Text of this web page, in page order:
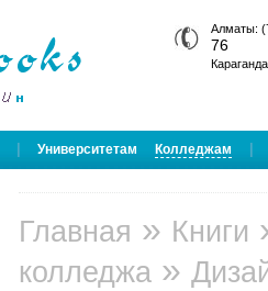
Алматы:
76
Университетам Колледжам
Главная » Книги
колледжа »